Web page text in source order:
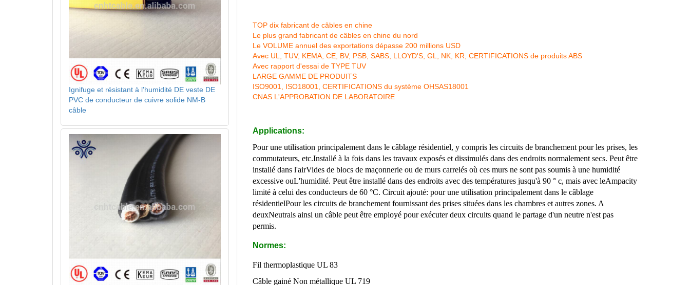
TOP dix fabricant de câbles en chine
Le plus grand fabricant de câbles en chine du nord
Le VOLUME annuel des exportations dépasse 200 millions USD
Avec UL, TUV, KEMA, CE, BV, PSB, SABS, LLOYD'S, GL, NK, KR, CERTIFICATIONS de produits ABS
Avec rapport d'essai de TYPE TUV
LARGE GAMME DE PRODUITS
ISO9001, ISO18001, CERTIFICATIONS du système OHSAS18001
CNAS L'APPROBATION DE LABORATOIRE
Applications:
Pour une utilisation principalement dans le câblage résidentiel, y compris les circuits de branchement pour les prises, les
commutateurs, etc.Installé à la fois dans les travaux exposés et dissimulés dans des endroits normalement secs. Peut être
installé dans l'airVides de blocs de maçonnerie ou de murs carrelés où ces murs ne sont pas soumis à une humidité
excessive ouL'humidité. Peut être installé dans des endroits avec des températures jusqu'à 90 ° c, mais avec leAmpacity
limité à celui des conducteurs de 60 °C. Circuit ajouté: pour une utilisation principalement dans le câblage
résidentielPour les circuits de branchement fournissant des prises situées dans les chambres et autres zones. A
deuxNeutrals ainsi un câble peut être employé pour exécuter deux circuits quand le partage d'un neutre n'est pas
permis.
Normes:
Fil thermoplastique UL 83
Câble gainé Non métallique UL 719
Ignifuge et résistant à l'humidité DE veste DE
PVC de conducteur de cuivre solide NM-B
câble